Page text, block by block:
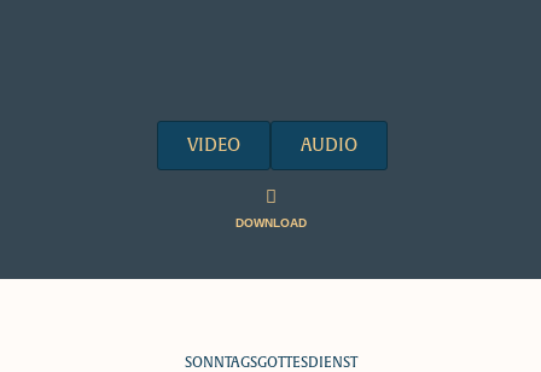
VIDEO AUDIO
DOWNLOAD
SONNTAGSGOTTESDIENST